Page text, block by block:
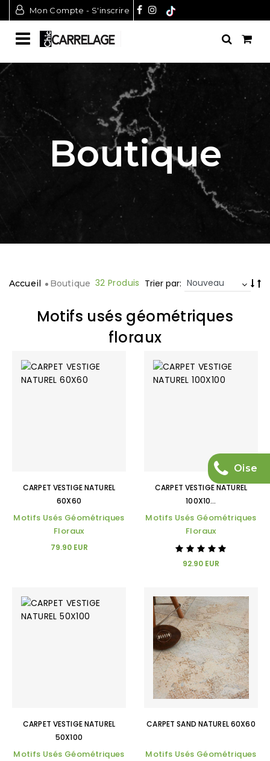
Mon Compte - S'inscrire
Oise
Boutique
Accueil Boutique 32 Produis Trier par:
Motifs usés géométriques
floraux
CARPET VESTIGE NATUREL
60X60
Motifs Usés Géométriques
Floraux
79.90 EUR
CARPET VESTIGE NATUREL
100X10...
Motifs Usés Géométriques
Floraux
92.90 EUR
CARPET VESTIGE NATUREL
50X100
Motifs Usés Géométriques
CARPET SAND NATUREL 60X60
Motifs Usés Géométriques